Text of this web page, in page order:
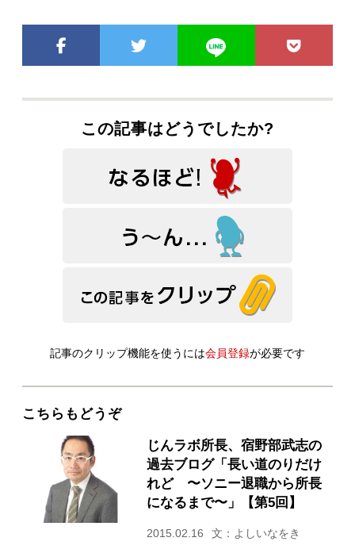
この記事はどうでしたか?
記事のクリップ機能を使うには会員登録が必要です
こちらもどうぞ
じんラボ所長、宿野部武志の
過去ブログ「長い道のりだけ
れど 〜ソニー退職から所長
になるまで〜」【第5回】
2015.02.16 文：よしいなをき